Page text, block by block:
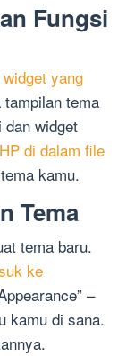
Fungsi
yang
tema
dan widget
di dalam file
kamu.
Tema
tema baru.
ke
–
kamu di sana.